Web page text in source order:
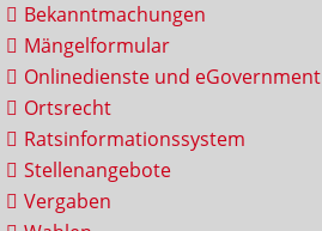
Bekanntmachungen
Mängelformular
Onlinedienste und eGovernment
Ortsrecht
Ratsinformationssystem
Stellenangebote
Vergaben